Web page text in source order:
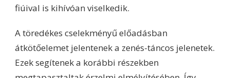
fiúival is kihívóan viselkedik.
A töredékes cselekményű előadásban
átkötőelemet jelentenek a zenés-táncos jelenetek.
Ezek segítenek a korábbi részekben